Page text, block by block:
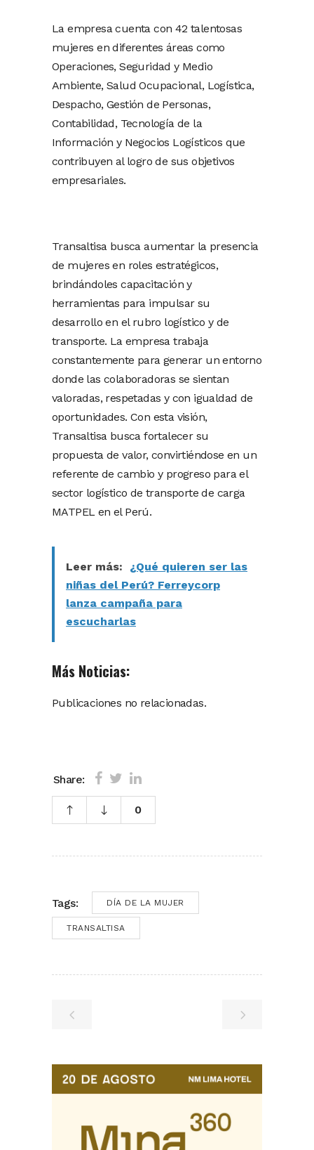
La empresa cuenta con 42 talentosas
mujeres en diferentes áreas como
Operaciones, Seguridad y Medio
Ambiente, Salud Ocupacional, Logística,
Despacho, Gestión de Personas,
Contabilidad, Tecnología de la
Información y Negocios Logísticos que
contribuyen al logro de sus objetivos
empresariales.
Transaltisa busca aumentar la presencia
de mujeres en roles estratégicos,
brindándoles capacitación y
herramientas para impulsar su
desarrollo en el rubro logístico y de
transporte. La empresa trabaja
constantemente para generar un entorno
donde las colaboradoras se sientan
valoradas, respetadas y con igualdad de
oportunidades. Con esta visión,
Transaltisa busca fortalecer su
propuesta de valor, convirtiéndose en un
referente de cambio y progreso para el
sector logístico de transporte de carga
MATPEL en el Perú.
Leer más:
¿Qué quieren ser las
niñas del Perú? Ferreycorp
lanza campaña para
escucharlas
Más Noticias:
Publicaciones no relacionadas.
Share:
0
Tags: DÍA DE LA MUJER
TRANSALTISA